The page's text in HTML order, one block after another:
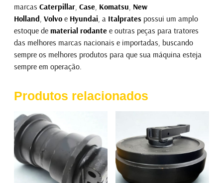
marcas Caterpillar, Case, Komatsu New
Holland Volvoe Hyundai, a Italpratespossui um amplo
estoque de material rodantee outras peças para tratores
das melhores marcas nacionais e importadas, buscando
sempre os melhores produtos para que sua máquina esteja
sempre em operação.
Produtos relacionados